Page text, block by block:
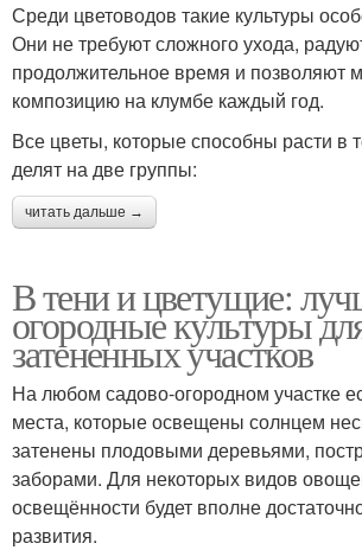
Среди цветоводов такие культуры
Они не требуют сложного ухода,
продолжительное время и позволяют
композицию на клумбе каждый год.
Все цветы, которые способны расти в
делят на две группы:
читать дальше →
В тени и цветущие:
огородные культуры
затененных участков
На любом садово-огородном участке
места, которые освещены солнцем
затенены плодовыми деревьями,
заборами. Для некоторых видов
освещённости будет вполне
развития.